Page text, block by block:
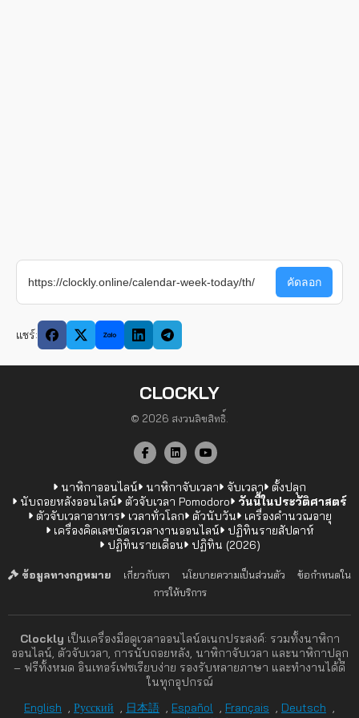
แชร์:
CLOCKLY
© 2026 สงวนลิขสิทธิ์.
นาฬิกาออนไลน์ นาฬิกาจับเวลา จับเวลา
ตั้งปลุก
นับถอยหลังออนไลน์
ตัวจับเวลา Pomodoro
วันนี้ในประวัติศาสตร์
ตัวจับเวลาอาหาร เวลาทั่วโลก ตัวนับวัน เครื่องคำนวณอายุ
เครื่องคิดเลขบัตรเวลางานออนไลน์ ปฏิทินรายสัปดาห์
ปฏิทินรายเดือน ปฏิทิน (2026)
ข้อมูลทางกฎหมาย เกี่ยวกับเรา นโยบายความเป็นส่วนตัว
ข้อกำหนดใน
การให้บริการ
Clockly เป็นเครื่องมือดูเวลาออนไลน์อเนกประสงค์: รวมทั้งนาฬิกา
ออนไลน์, ตัวจับเวลา, การนับถอยหลัง, นาฬิกาจับเวลา และนาฬิกาปลุก
– ฟรีทั้งหมด อินเทอร์เฟซเรียบง่าย รองรับหลายภาษา และทำงานได้ดี
ในทุกอุปกรณ์
English , Русский , 日本語 , Español , Français , Deutsch ,